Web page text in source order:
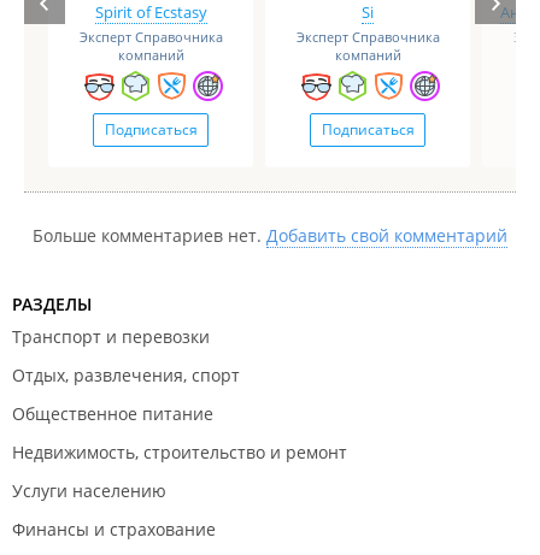
Spirit of Ecstasy
Эксперт Справочника
компаний
Подписаться
Si
Эксперт Справочника
компаний
Подписаться
Больше комментариев нет. Добавить свой комментарий
РАЗДЕЛЫ
Транспорт и перевозки
Отдых, развлечения, спорт
Общественное питание
Недвижимость, строительство и ремонт
Услуги населению
Финансы и страхование